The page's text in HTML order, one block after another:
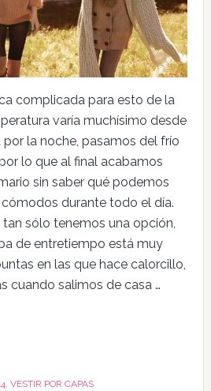
complicada para esto de la
varía muchísimo desde
la noche, pasamos del frío
lo que al final acabamos
sin saber qué podemos
durante todo el día.
sólo tenemos una opción,
de entretiempo está muy
en las que hace calorcillo,
cuando salimos de casa …
, VESTIR POR CAPAS